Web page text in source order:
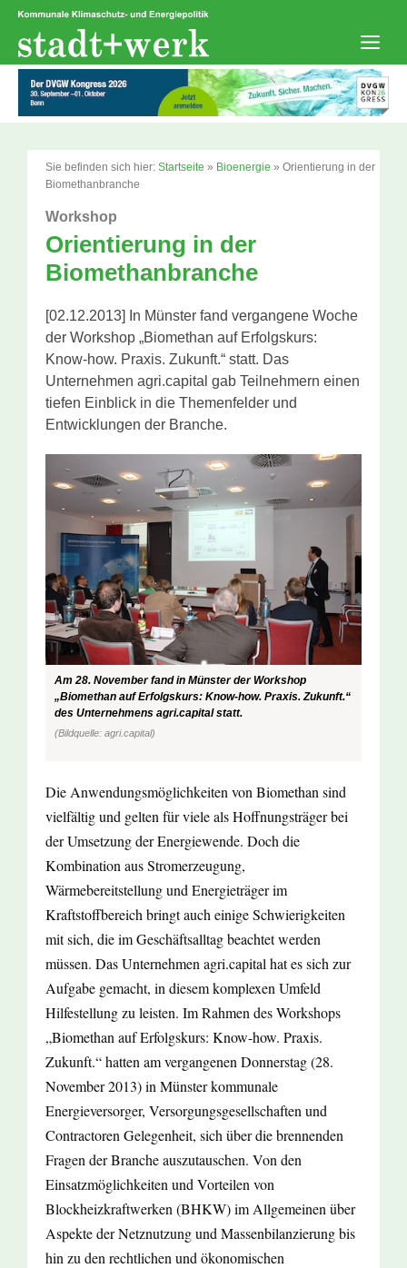
Zum
springen
Sie befinden sich hier: Startseite » Bioenergie » Orientierung in der
Biomethanbranche
Workshop
Orientierung in der
Biomethanbranche
[02.12.2013] In Münster fand vergangene Woche
der Workshop „Biomethan auf Erfolgskurs:
Know-how. Praxis. Zukunft.“ statt. Das
Unternehmen agri.capital gab Teilnehmern einen
tiefen Einblick in die Themenfelder und
Entwicklungen der Branche.
Am 28. November fand in Münster der Workshop
„Biomethan auf Erfolgskurs: Know-how. Praxis. Zukunft.“
des Unternehmens agri.capital statt.
(Bildquelle: agri.capital)
Die Anwendungsmöglichkeiten von Biomethan sind
vielfältig und gelten für viele als Hoffnungsträger bei
der Umsetzung der Energiewende. Doch die
Kombination aus Stromerzeugung,
Wärmebereitstellung und Energieträger im
Kraftstoffbereich bringt auch einige Schwierigkeiten
mit sich, die im Geschäftsalltag beachtet werden
müssen. Das Unternehmen agri.capital hat es sich zur
Aufgabe gemacht, in diesem komplexen Umfeld
Hilfestellung zu leisten. Im Rahmen des Workshops
„Biomethan auf Erfolgskurs: Know-how. Praxis.
Zukunft.“ hatten am vergangenen Donnerstag (28.
November 2013) in Münster kommunale
Energieversorger, Versorgungsgesellschaften und
Contractoren Gelegenheit, sich über die brennenden
Fragen der Branche auszutauschen. Von den
Einsatzmöglichkeiten und Vorteilen von
Blockheizkraftwerken (BHKW) im Allgemeinen über
Aspekte der Netznutzung und Massenbilanzierung bis
hin zu den rechtlichen und ökonomischen